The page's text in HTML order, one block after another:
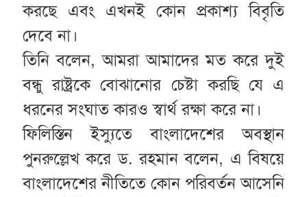
করছে এবং এখনই কোন প্রকাশ্য বিবৃতি
দেবে না।
তিনি বলেন, আমরা আমাদের মত করে দুই
বন্ধু রাষ্ট্রকে বোঝানোর চেষ্টা করছি যে এ
ধরনের সংঘাত কারও স্বার্থ রক্ষা করে না।
ফিলিস্তিন ইস্যুতে বাংলাদেশের অবস্থান
পুনরুল্লেখ করে ড. রহমান বলেন, এ বিষয়ে
বাংলাদেশের নীতিতে কোন পরিবর্তন আসেনি